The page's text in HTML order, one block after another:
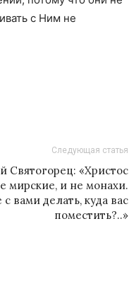
с Ним не
Следующая статья
Святогорец: «Христос
мирские, и не монахи.
вами делать, куда вас
поместить?..»